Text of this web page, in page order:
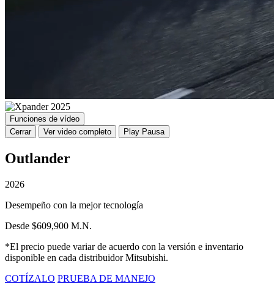
Funciones de vídeo
Cerrar
Ver video completo Play Pausa
Outlander
2026
Desempeño con la mejor tecnología
Desde $609,900 M.N.
*El precio puede variar de acuerdo con la versión e inventario
disponible en cada distribuidor Mitsubishi.
COTÍZALO PRUEBA DE MANEJO